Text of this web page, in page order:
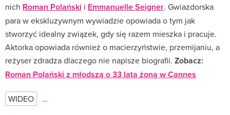
nich Roman Polański i Emmanuelle Seigner. Gwiazdorska
para w ekskluzywnym wywiadzie opowiada o tym jak
stworzyć idealny związek, gdy się razem mieszka i pracuje.
Aktorka opowiada również o macierzyństwie, przemijaniu, a
reżyser zdradza dlaczego nie napisze biografii. Zobacz:
Roman Polański z młodszą o 33 lata żoną w Cannes
WIDEO …